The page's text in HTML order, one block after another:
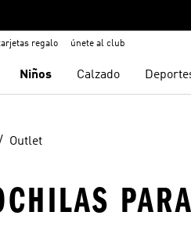
regalo únete al club
Niños Calzado
Outlet